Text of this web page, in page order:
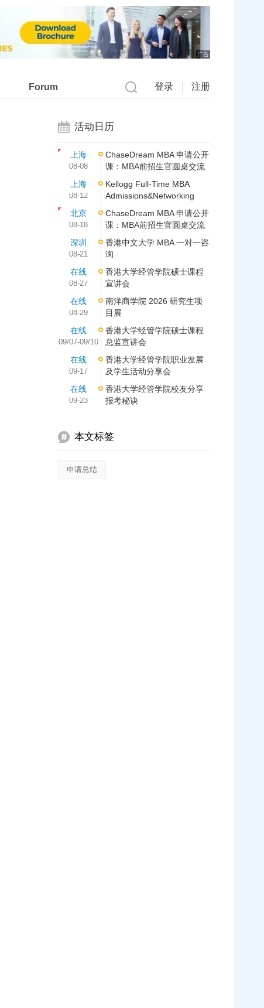
广告
Forum 登录 注册
活动日历
上海
08-08
ChaseDream MBA 申请公开
课：MBA前招生官圆桌交流
上海
08-12
Kellogg Full-Time MBA
Admissions&Networking
北京
08-18
ChaseDream MBA 申请公开
课：MBA前招生官圆桌交流
深圳
08-21
香港中文大学 MBA 一对一咨
询
在线
08-27
香港大学经管学院硕士课程
宣讲会
在线
08-29
南洋商学院 2026 研究生项
目展
在线
09/07-09/10
香港大学经管学院硕士课程
总监宣讲会
在线
09-17
香港大学经管学院职业发展
及学生活动分享会
在线
09-23
香港大学经管学院校友分享
报考秘诀
本文标签
申请总结